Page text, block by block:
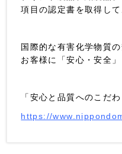
項目の認定書を取得して
国際的な有害化学物質
お客様に「安心・安全
「安心と品質へのこだ
https://